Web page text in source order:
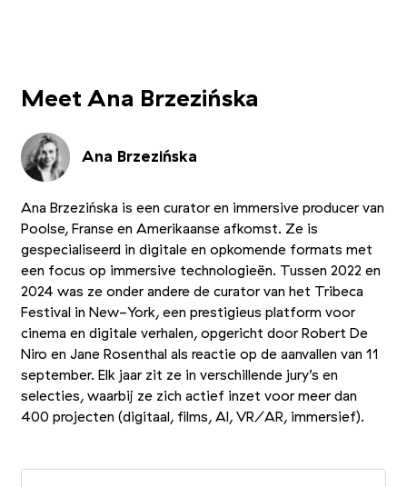
Meet Ana Brzezińska
Ana Brzezińska
Ana Brzezińska is een curator en immersive producer van
Poolse, Franse en Amerikaanse afkomst. Ze is
gespecialiseerd in digitale en opkomende formats met
een focus op immersive technologieën. Tussen 2022 en
2024 was ze onder andere de curator van het Tribeca
Festival in New-York, een prestigieus platform voor
cinema en digitale verhalen, opgericht door Robert De
Niro en Jane Rosenthal als reactie op de aanvallen van 11
september. Elk jaar zit ze in verschillende jury’s en
selecties, waarbij ze zich actief inzet voor meer dan
400 projecten (digitaal, films, AI, VR/AR, immersief).